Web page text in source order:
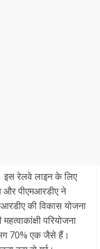
इस रेलवे लाइन के लिए
और पीएमआरडीए ने
की विकास योजना
परियोजना
70% एक जैसे हैं।